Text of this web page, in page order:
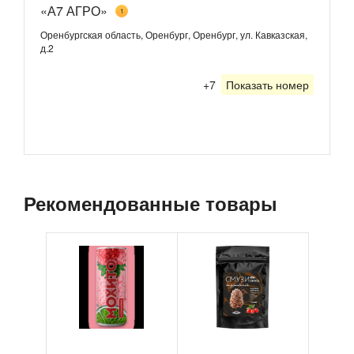
«А7 АГРО» 1
Оренбургская область, Оренбург, Оренбург, ул. Кавказская,
д.2
+7 Показать номер
Рекомендованные товары